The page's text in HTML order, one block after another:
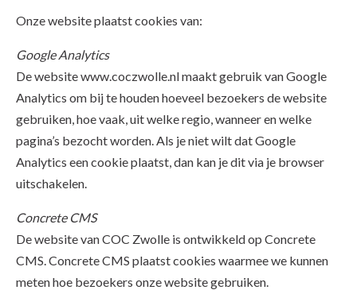
Onze website plaatst cookies van:
Google Analytics
De website www.coczwolle.nl maakt gebruik van Google
Analytics om bij te houden hoeveel bezoekers de website
gebruiken, hoe vaak, uit welke regio, wanneer en welke
pagina’s bezocht worden. Als je niet wilt dat Google
Analytics een cookie plaatst, dan kan je dit via je browser
uitschakelen.
Concrete CMS
De website van COC Zwolle is ontwikkeld op Concrete
CMS. Concrete CMS plaatst cookies waarmee we kunnen
meten hoe bezoekers onze website gebruiken.